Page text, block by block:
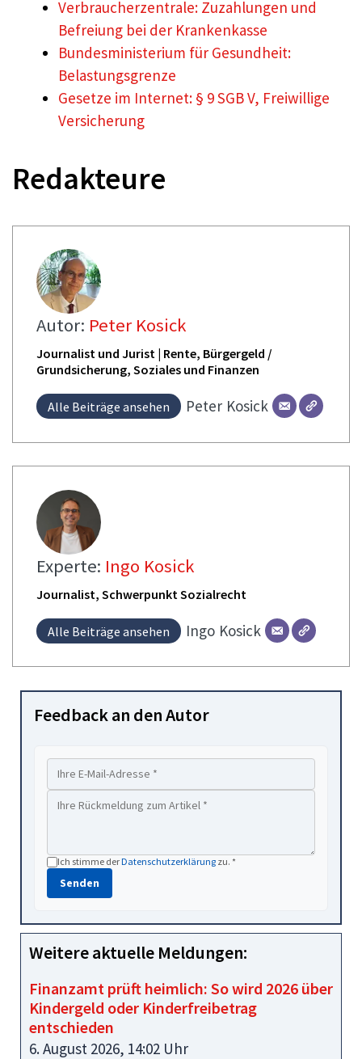
Verbraucherzentrale: Zuzahlungen und
Befreiung bei der Krankenkasse
Bundesministerium für Gesundheit:
Belastungsgrenze
Gesetze im Internet: § 9 SGB V, Freiwillige
Versicherung
Redakteure
Autor: Peter Kosick
Journalist und Jurist | Rente, Bürgergeld /
Grundsicherung, Soziales und Finanzen
Alle Beiträge ansehen Peter Kosick
Experte: Ingo Kosick
Journalist, Schwerpunkt Sozialrecht
Alle Beiträge ansehen Ingo Kosick
Feedback an den Autor
Ich stimme derDatenschutzerklärung zu. *
Senden
Weitere aktuelle Meldungen:
Finanzamt prüft heimlich: So wird 2026 über
Kindergeld oder Kinderfreibetrag
entschieden
6. August 2026, 14:02 Uhr